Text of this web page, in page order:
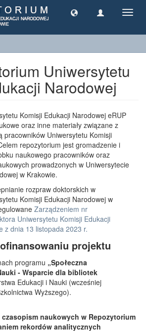
Uniwersytetu
Narodowej
Komisji Edukacji Narodowej eRUP
oraz inne materiały związane z
pracowników Uniwersytetu Komisji
repozytorium jest gromadzenie i
naukowego pracowników oraz
prowadzonych w Uniwersytecie
w Krakowie.
rozpraw doktorskich w
Komisji Edukacji Narodowej w
Zarządzeniem nr
Uniwersytetu Komisji Edukacji
z dnia 13 listopada 2023 r.
projektu
programu „Społeczna
- Wsparcie dla bibliotek
Edukacji i Nauki (wcześniej
Wyższego).
naukowych w Repozytorium
rekordów analitycznych